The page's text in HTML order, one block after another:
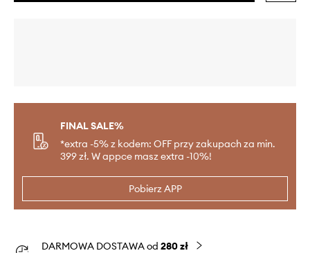
FINAL SALE%
*extra -5% z kodem: OFF przy zakupach za min.
399 zł. W appce masz extra -10%!
Pobierz APP
DARMOWA DOSTAWA od 280 zł